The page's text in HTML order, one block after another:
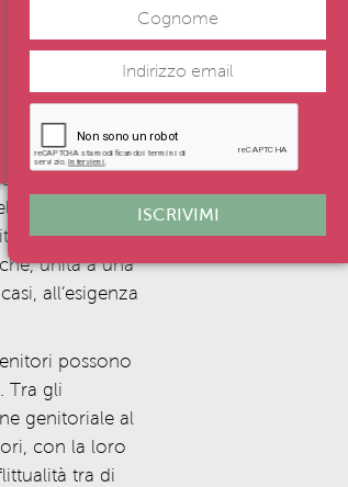
prova sia le
di
pre-
che, unita a una
all’esigenza
possono
Tra gli
genitoriale al
con la loro
tra di
ISCRIVIMI